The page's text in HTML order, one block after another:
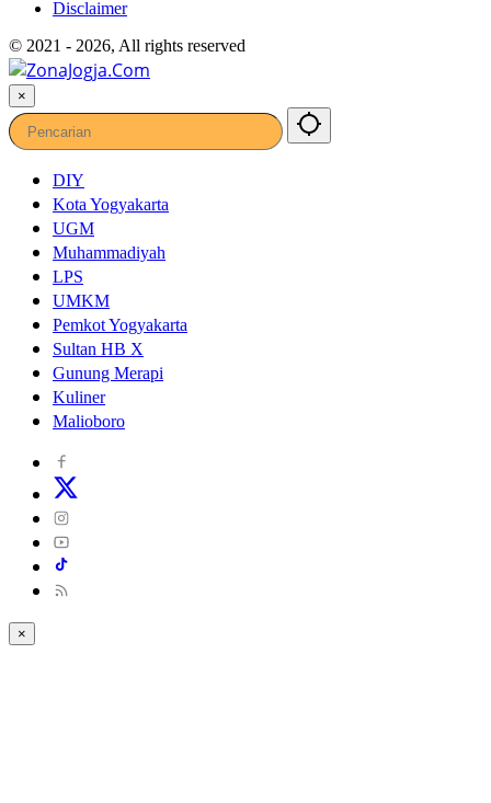
Disclaimer
© 2021 - 2026, All rights reserved
×
DIY
Kota Yogyakarta
UGM
Muhammadiyah
LPS
UMKM
Pemkot Yogyakarta
Sultan HB X
Gunung Merapi
Kuliner
Malioboro
×